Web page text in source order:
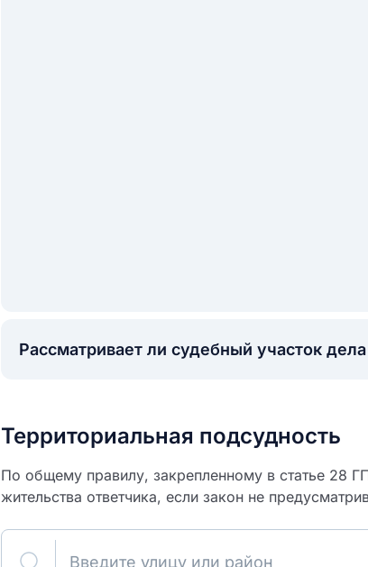
Рассматривает ли судебный участок
Территориальная подсудность
По общему правилу, закрепленному в статье 28
жительства ответчика, если закон не
Введите улицу или район